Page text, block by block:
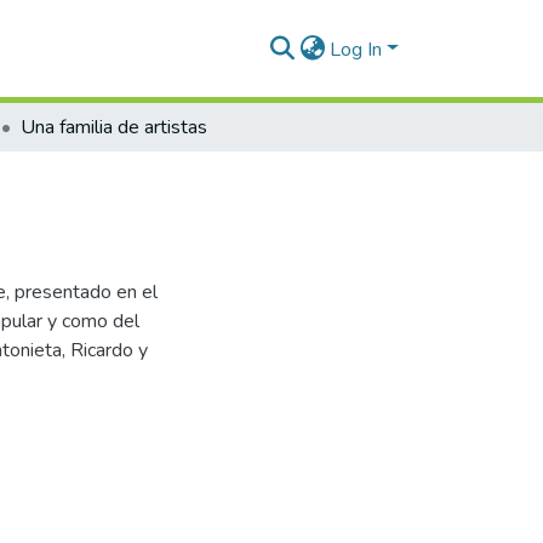
Log In
Una familia de artistas
presentado en el
y como del
Ricardo y